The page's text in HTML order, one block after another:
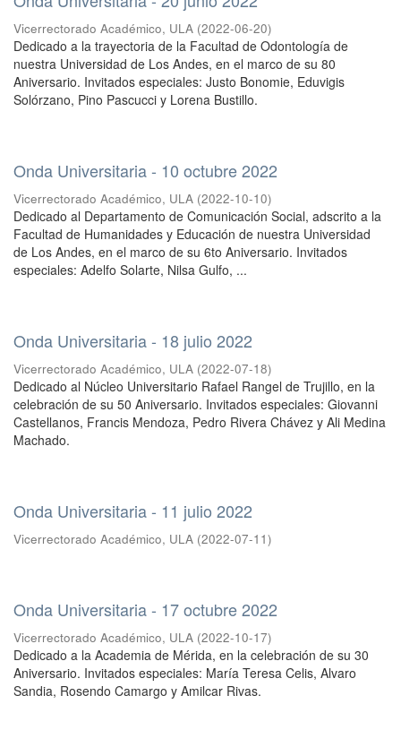
Vicerrectorado Académico, ULA (2022-06-20)
Dedicado a la trayectoria de la Facultad de Odontología de
nuestra Universidad de Los Andes, en el marco de su 80
Aniversario. Invitados especiales: Justo Bonomie, Eduvigis
Solórzano, Pino Pascucci y Lorena Bustillo.
Onda Universitaria - 10 octubre 2022
Vicerrectorado Académico, ULA (2022-10-10)
Dedicado al Departamento de Comunicación Social, adscrito a la
Facultad de Humanidades y Educación de nuestra Universidad
de Los Andes, en el marco de su 6to Aniversario. Invitados
especiales: Adelfo Solarte, Nilsa Gulfo, ...
Onda Universitaria - 18 julio 2022
Vicerrectorado Académico, ULA (2022-07-18)
Dedicado al Núcleo Universitario Rafael Rangel de Trujillo, en la
celebración de su 50 Aniversario. Invitados especiales: Giovanni
Castellanos, Francis Mendoza, Pedro Rivera Chávez y Ali Medina
Machado.
Onda Universitaria - 11 julio 2022
Vicerrectorado Académico, ULA (2022-07-11)
Onda Universitaria - 17 octubre 2022
Vicerrectorado Académico, ULA (2022-10-17)
Dedicado a la Academia de Mérida, en la celebración de su 30
Aniversario. Invitados especiales: María Teresa Celis, Alvaro
Sandia, Rosendo Camargo y Amilcar Rivas.